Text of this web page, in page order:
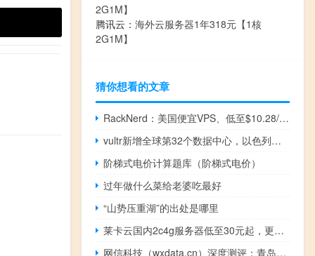
2G1M】
腾讯云： 海外云服务器1年318元【1核
2G1M】
猜你想看的文章
RackNerd：美国便宜VPS、低至$10.28/年、美国高性能服务器低至$59/月、虚拟主机$9/年、高性能Windows服务器
vultr新增全球第32个数据中心，以色列特拉维夫，月付2.5美元起，支持按小时计费，可随意换IP
阶梯式电价计算题库（阶梯式电价）
过年做什么菜给老婆吃最好
“山势压重湖”的出处是哪里
莱卡云国内2c4g服务器低至30元起，更有各地区境外vps等产品限时特惠
网信科技（wxdata.cn）深度测评：青岛崂山IDC服务商，胶东半岛企业数字化伙伴